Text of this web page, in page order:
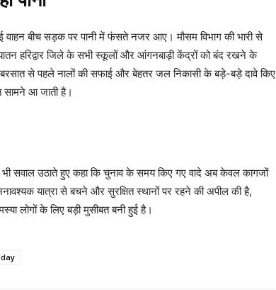
बीच सड़क पर पानी में फंसते नजर आए। मौसम विभाग की भारी से
हरिद्वार जिले के सभी स्कूलों और आंगनबाड़ी केंद्रों को बंद रखने के
से पहले नालों की सफाई और बेहतर जल निकासी के बड़े-बड़े दावे किए
सामने आ जाती है।
भी सवाल उठाते हुए कहा कि चुनाव के समय किए गए वादे अब केवल कागजों
यात्रा से बचने और सुरक्षित स्थानों पर रहने की अपील की है,
लोगों के लिए बड़ी मुसीबत बनी हुई है।